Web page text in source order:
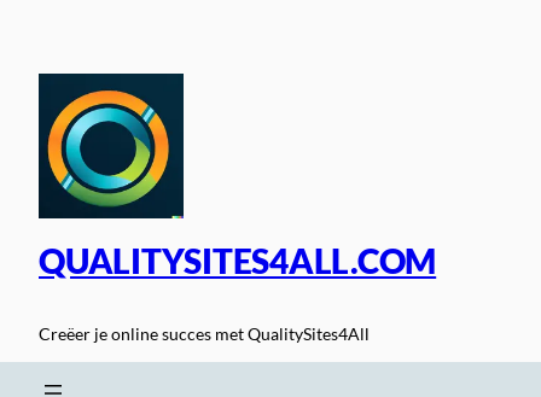
inhoud
QUALITYSITES4ALL.COM
Creëer je online succes met QualitySites4All